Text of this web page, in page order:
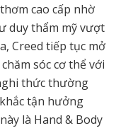
cao cấp nhờ
duy thẩm mỹ vượt
Creed tiếp tục mở
sóc cơ thể với
thức thường
tận hưởng
là Hand & Body